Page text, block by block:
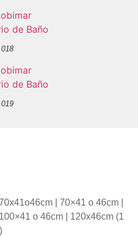
018
019
| 70×41 o 46cm |
o 46cm | 120x46cm (1